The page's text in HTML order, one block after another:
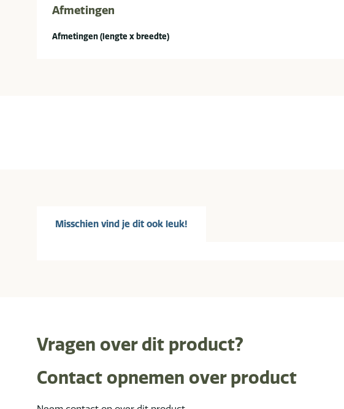
Afmetingen
Afmetingen (lengte x breedte)
Misschien vind je dit ook leuk!
Vragen over dit product?
Contact opnemen over product